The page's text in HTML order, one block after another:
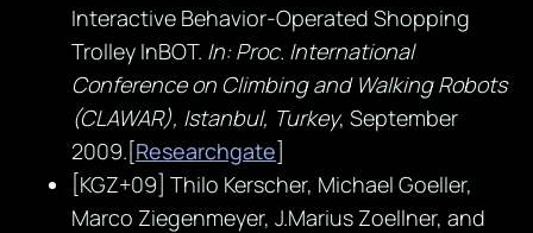
Interactive Behavior-Operated Shopping
Trolley InBOT. In: Proc. International
Conference on Climbing and Walking Robots
(CLAWAR), Istanbul, Turkey, September
2009.[Researchgate]
[KGZ+09] Thilo Kerscher, Michael Goeller,
Marco Ziegenmeyer, J.Marius Zoellner, and